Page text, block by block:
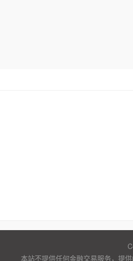
本站不提供任何金融交易服务，提